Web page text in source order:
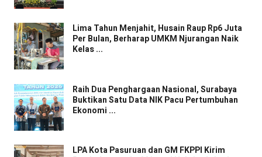
Lima Tahun Menjahit, Husain Raup Rp6 Juta
Per Bulan, Berharap UMKM Njurangan Naik
Kelas ...
Raih Dua Penghargaan Nasional, Surabaya
Buktikan Satu Data NIK Pacu Pertumbuhan
Ekonomi ...
LPA Kota Pasuruan dan GM FKPPI Kirim